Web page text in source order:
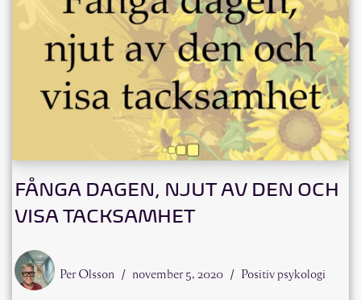
FÅNGA DAGEN, NJUT AV DEN OCH
VISA TACKSAMHET
Per Olsson november 5, 2020 Positiv psykologi